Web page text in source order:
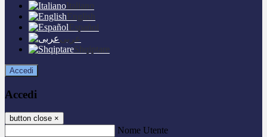
Italiano
English
Español
عربى
Shqiptare
Accedi
Accedi
button close ×
Nome Utente